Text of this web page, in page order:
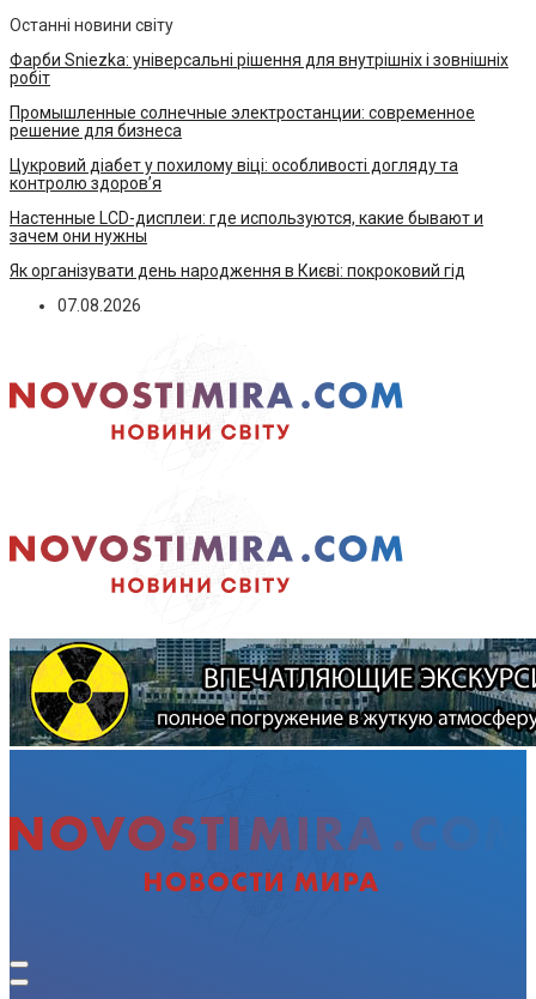
Останні новини світу
Фарби Sniezka: універсальні рішення для внутрішніх і зовнішніх
робіт
Промышленные солнечные электростанции: современное
решение для бизнеса
Цукровий діабет у похилому віці: особливості догляду та
контролю здоров’я
Настенные LCD-дисплеи: где используются, какие бывают и
зачем они нужны
Як організувати день народження в Києві: покроковий гід
07.08.2026